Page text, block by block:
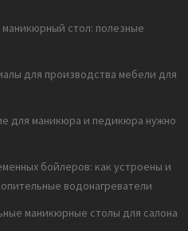
стол: полезные
для производства мебели для
для маникюра и педикюра нужно
бойлеров: как устроены и
водонагреватели
маникюрные столы для салона